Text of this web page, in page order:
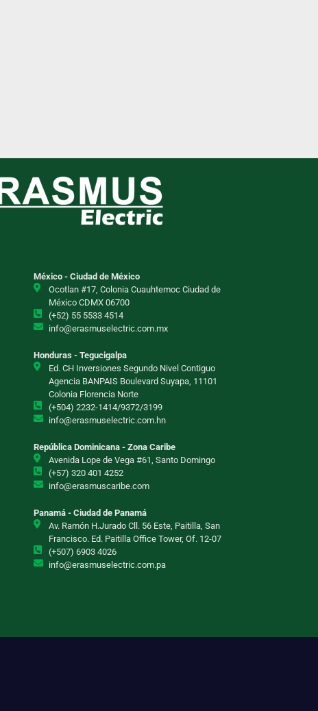
México - Ciudad de México
Ocotlan #17, Colonia Cuauhtemoc Ciudad de
México CDMX 06700
(+52) 55 5533 4514
info@erasmuselectric.com.mx
Honduras - Tegucigalpa
Ed. CH Inversiones Segundo Nivel Contiguo
Agencia BANPAIS Boulevard Suyapa, 11101
Colonia Florencia Norte
(+504) 2232-1414/9372/3199
info@erasmuselectric.com.hn
República Dominicana - Zona Caribe
Avenida Lope de Vega #61, Santo Domingo
(+57) 320 401 4252
info@erasmuscaribe.com
Panamá - Ciudad de Panamá
Av. Ramón H.Jurado Cll. 56 Este, Paitilla, San
Francisco. Ed. Paitilla Office Tower, Of. 12-07
(+507) 6903 4026
info@erasmuselectric.com.pa